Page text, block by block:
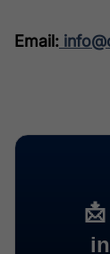
Email: